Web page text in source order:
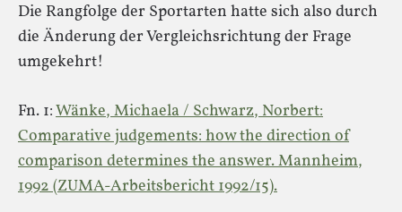
Die Rangfolge der Sportarten hatte sich also durch
die Änderung der Vergleichsrichtung der Frage
umgekehrt!
Fn. 1:Wänke, Michaela / Schwarz, Norbert:
Comparative judgements: how the direction of
comparison determines the answer. Mannheim,
1992 (ZUMA-Arbeitsbericht 1992/15).